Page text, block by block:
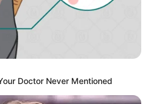
Doctor Never Mentioned